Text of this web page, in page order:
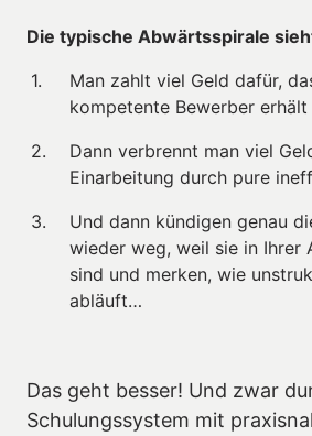
Die typische Abwärtsspirale
Man zahlt viel Geld dafür,
kompetente Bewerber
Dann verbrennt man viel
Einarbeitung durch pure
Und dann kündigen genau
wieder weg, weil sie in Ihrer
sind und merken, wie
abläuft…
Das geht besser! Und zwar
Schulungssystem mit